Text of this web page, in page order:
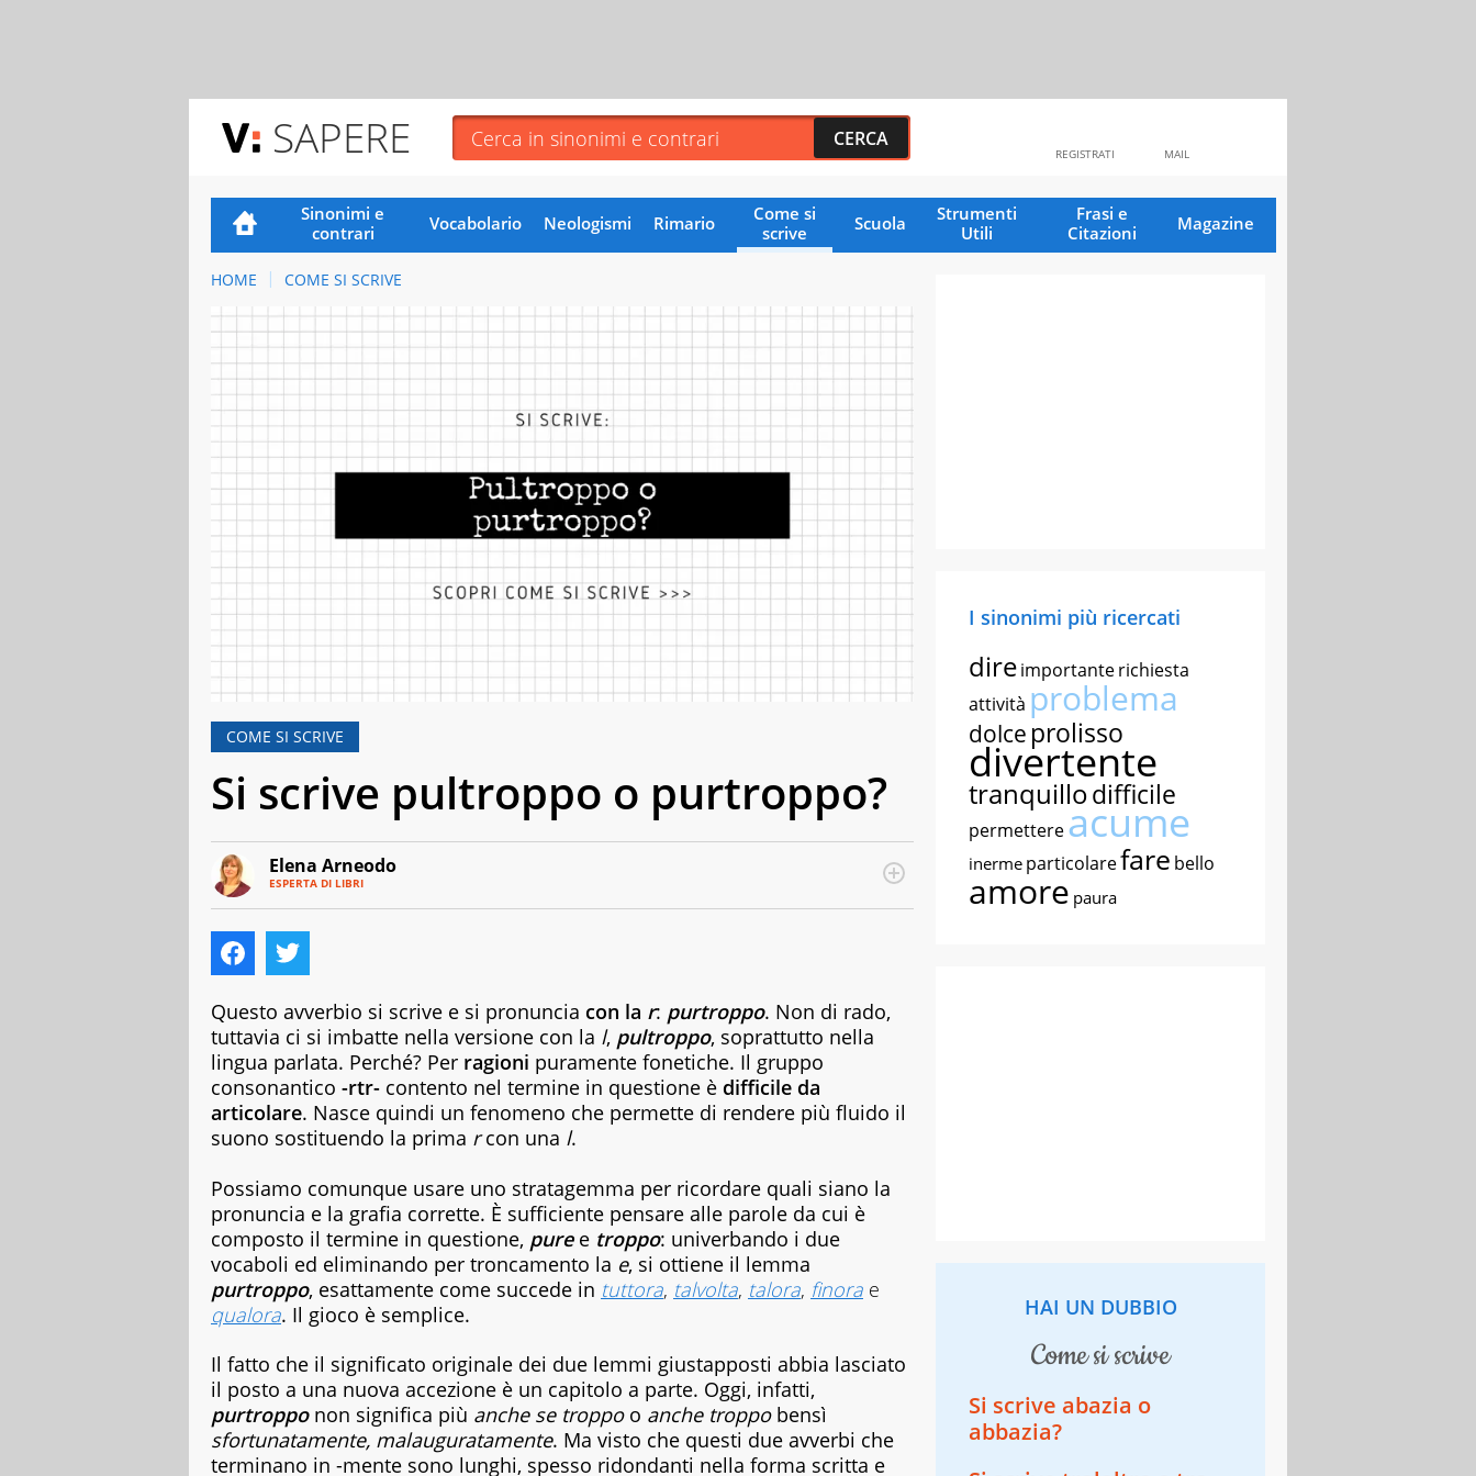
SAPERE MAIL
REGISTRATI
Sinonimi e
contrari
Vocabolario Neologismi Rimario
Come si
scrive
Scuola
Strumenti
Utili
Frasi e
Citazioni
Magazine
HOME COME SI SCRIVE
COME SI SCRIVE
Si scrive pultroppo o purtroppo?
Elena Arneodo
ESPERTA DI LIBRI
MAIL
autrice,
editor
copywriter
per
case
editrici,
magazine
e
web,
in
viaggi
e
food.
Da
sempre
appassionata
libri
vario
genere,
dai
romanzi
Questo avverbio si scrive e si pronuncia con la r: purtroppo. Non di rado,
tuttavia ci si imbatte nella versione con la l, pultroppo, soprattutto nella
lingua parlata. Perché? Per ragioni puramente fonetiche. Il gruppo
consonantico -rtr- contento nel termine in questione è difficile da
articolare. Nasce quindi un fenomeno che permette di rendere più fluido il
suono sostituendo la prima rcon una l.
Possiamo comunque usare uno stratagemma per ricordare quali siano la
pronuncia e la grafia corrette. È sufficiente pensare alle parole da cui è
composto il termine in questione, puree troppo: univerbando i due
vocaboli ed eliminando per troncamento la e, si ottiene il lemma
purtroppo, esattamente come succede in tuttora, talvolta, talora, finora e
qualora. Il gioco è semplice.
Il fatto che il significato originale dei due lemmi giustapposti abbia lasciato
il posto a una nuova accezione è un capitolo a parte. Oggi, infatti,
purtropponon significa più anche se troppoo anche troppobensì
sfortunatamente, malauguratamente. Ma visto che questi due avverbi che
terminano in -mente sono lunghi, spesso ridondanti nella forma scritta e
I sinonimi più ricercati
direimportanterichiesta
attività problema
dolce prolisso
divertente
tranquillodifficile
permettereacume
inerme particolarefare bello
amore paura
HAI UN DUBBIO
come si scrive
Si scrive abazia o
abbazia?